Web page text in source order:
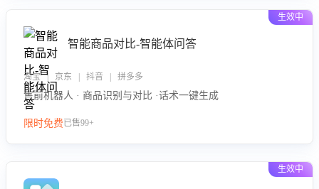
生效中
智能商品对比-智能体问答
淘宝 | 京东 | 抖音 | 拼多多
售前机器人 · 商品识别与对比 ·话术一键生成
限时免费已售99+
生效中